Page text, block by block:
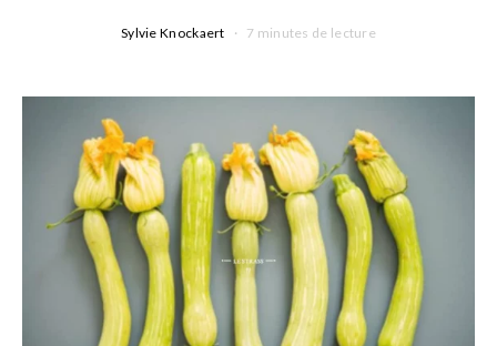
Sylvie Knockaert 7 minutes de lecture